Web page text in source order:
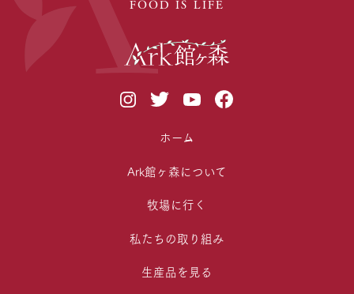
FOOD IS LIFE
ホーム
Ark館ヶ森について
牧場に行く
私たちの取り組み
生産品を見る